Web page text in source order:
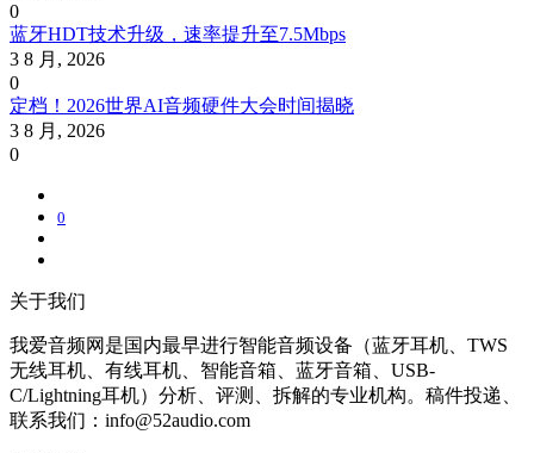
0
蓝牙HDT技术升级，速率提升至7.5Mbps
3 8 月, 2026
0
定档！2026世界AI音频硬件大会时间揭晓
3 8 月, 2026
0
0
关于我们
我爱音频网是国内最早进行智能音频设备（蓝牙耳机、TWS
无线耳机、有线耳机、智能音箱、蓝牙音箱、USB-
C/Lightning耳机）分析、评测、拆解的专业机构。稿件投递、
联系我们：info@52audio.com